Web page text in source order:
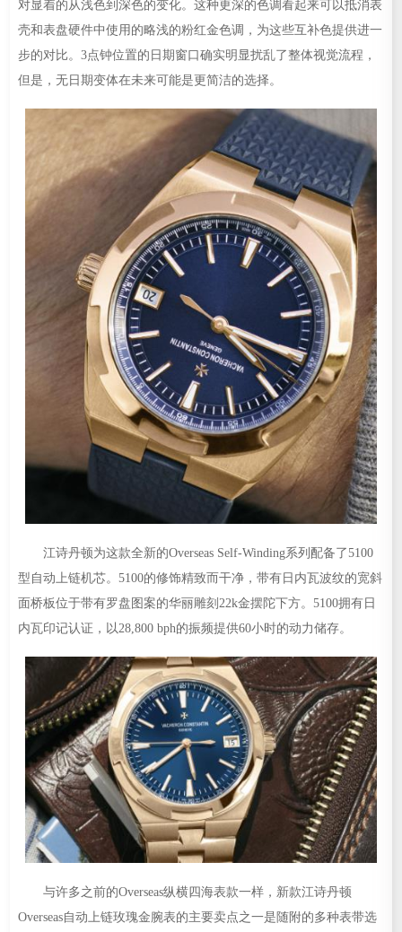
对显着的从浅色到深色的变化。这种更深的色调看起来可以抵消表
壳和表盘硬件中使用的略浅的粉红金色调，为这些互补色提供进一
步的对比。3点钟位置的日期窗口确实明显扰乱了整体视觉流程，
但是，无日期变体在未来可能是更简洁的选择。
江诗丹顿为这款全新的Overseas Self-Winding系列配备了5100
型自动上链机芯。5100的修饰精致而干净，带有日内瓦波纹的宽斜
面桥板位于带有罗盘图案的华丽雕刻22k金摆陀下方。5100拥有日
内瓦印记认证，以28,800 bph的振频提供60小时的动力储存。
与许多之前的Overseas纵横四海表款一样，新款江诗丹顿
Overseas自动上链玫瑰金腕表的主要卖点之一是随附的多种表带选